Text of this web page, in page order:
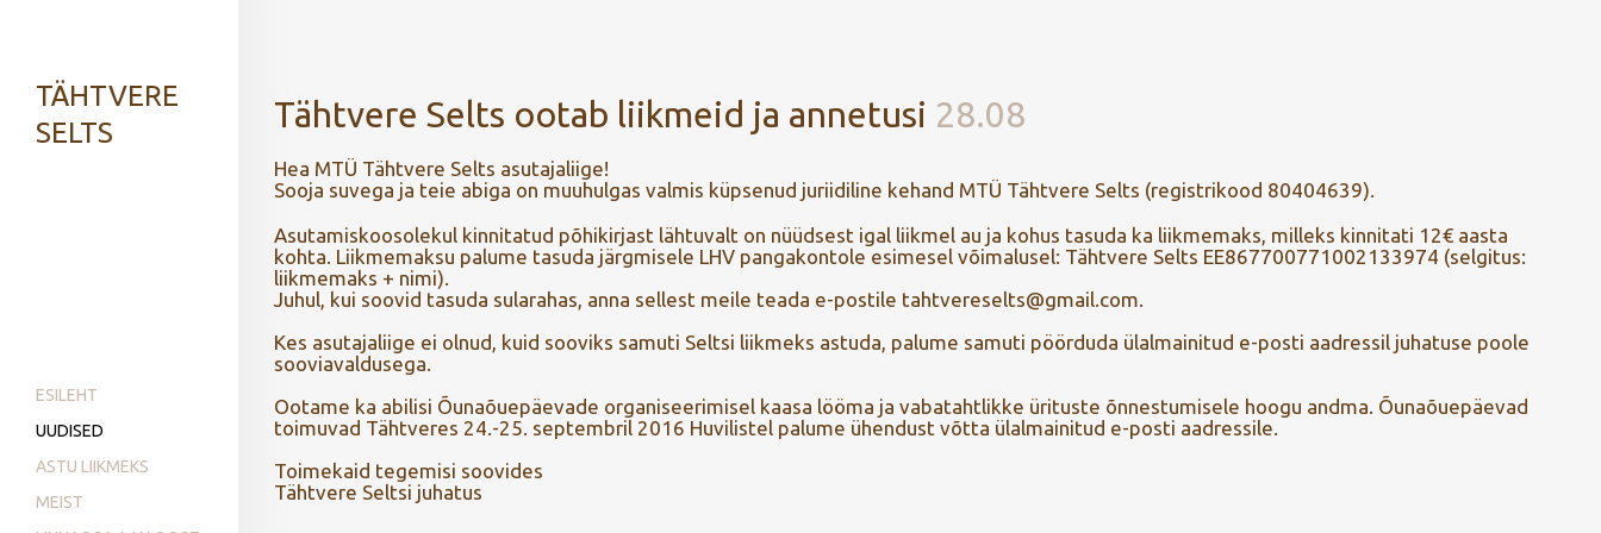
TÄHTVERE
SELTS
ESILEHT
UUDISED
ASTU LIIKMEKS
MEIST
Tähtvere Selts ootab liikmeid ja annetusi 28.08
Hea MTÜ Tähtvere Selts asutajaliige!
Sooja suvega ja teie abiga on muuhulgas valmis küpsenud juriidiline kehand MTÜ Tähtvere Selts (registrikood 80404639).
Asutamiskoosolekul kinnitatud põhikirjast lähtuvalt on nüüdsest igal liikmel au ja kohus tasuda ka liikmemaks, milleks kinnitati 12€ aasta
kohta. Liikmemaksu palume tasuda järgmisele LHV pangakontole esimesel võimalusel: Tähtvere Selts EE867700771002133974 (selgitus:
liikmemaks + nimi).
Juhul, kui soovid tasuda sularahas, anna sellest meile teada e-postile tahtvereselts@gmail.com.
Kes asutajaliige ei olnud, kuid sooviks samuti Seltsi liikmeks astuda, palume samuti pöörduda ülalmainitud e-posti aadressil juhatuse poole
sooviavaldusega.
Ootame ka abilisi Õunaõuepäevade organiseerimisel kaasa lööma ja vabatahtlikke ürituste õnnestumisele hoogu andma. Õunaõuepäevad
toimuvad Tähtveres 24.-25. septembril 2016 Huvilistel palume ühendust võtta ülalmainitud e-posti aadressile.
Toimekaid tegemisi soovides
Tähtvere Seltsi juhatus